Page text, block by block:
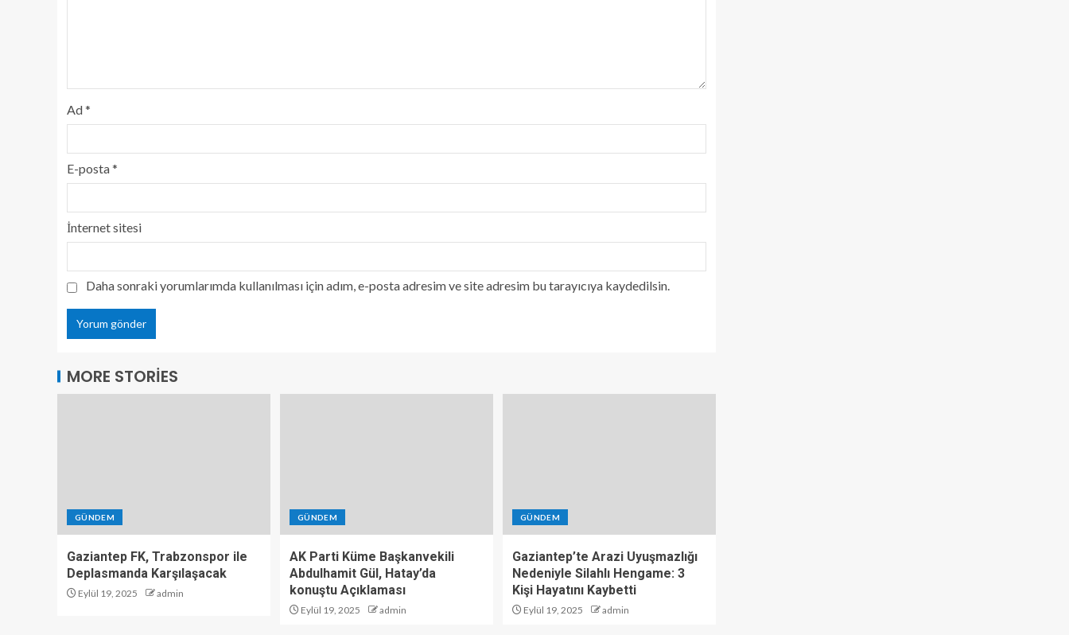
Ad*
E-posta*
İnternet sitesi
Daha sonraki yorumlarımda kullanılması için adım, e-posta adresim ve site adresim bu tarayıcıya kaydedilsin.
MORE STORIES
GÜNDEM
Gaziantep FK, Trabzonspor ile
Deplasmanda Karşılaşacak
Eylül 19, 2025 admin
GÜNDEM
AK Parti Küme Başkanvekili
Abdulhamit Gül, Hatay’da
konuştu Açıklaması
Eylül 19, 2025 admin
GÜNDEM
Gaziantep’te Arazi Uyuşmazlığı
Nedeniyle Silahlı Hengame: 3
Kişi Hayatını Kaybetti
Eylül 19, 2025 admin